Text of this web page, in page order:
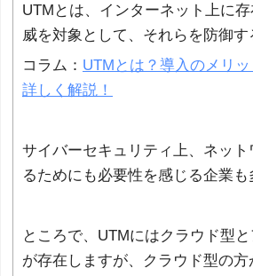
UTMとは、インターネット上に
威を対象として、それらを防御す
コラム： UTMとは？導入のメリ
詳しく解説！
サイバーセキュリティ上、ネッ
るためにも必要性を感じる企業も
ところで、UTMにはクラウド型
が存在しますが、クラウド型の